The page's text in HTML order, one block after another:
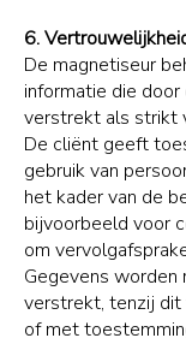
6.
De magnetiseur
informatie die
verstrekt als strikt
De cliënt geeft
gebruik van
het kader van de
bijvoorbeeld voor
om
Gegevens worden
verstrekt, tenzij
of met